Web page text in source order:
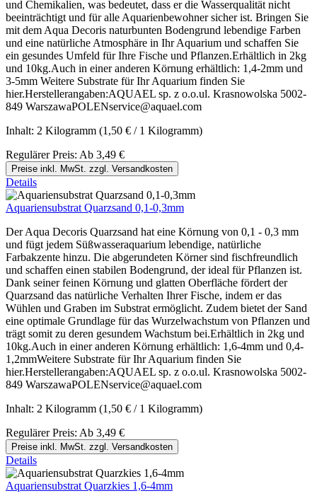
und Chemikalien, was bedeutet, dass er die Wasserqualität nicht
beeinträchtigt und für alle Aquarienbewohner sicher ist. Bringen Sie
mit dem Aqua Decoris naturbunten Bodengrund lebendige Farben
und eine natürliche Atmosphäre in Ihr Aquarium und schaffen Sie
ein gesundes Umfeld für Ihre Fische und Pflanzen.Erhältlich in 2kg
und 10kg.Auch in einer anderen Körnung erhältlich: 1,4-2mm und
3-5mm Weitere Substrate für Ihr Aquarium finden Sie
hier.Herstellerangaben:AQUAEL sp. z o.o.ul. Krasnowolska 5002-
849 WarszawaPOLENservice@aquael.com
Inhalt: 2 Kilogramm (1,50 € / 1 Kilogramm)
Regulärer Preis: Ab 3,49 €
Preise inkl. MwSt. zzgl. Versandkosten
Details
Aquariensubstrat Quarzsand 0,1-0,3mm
Der Aqua Decoris Quarzsand hat eine Körnung von 0,1 - 0,3 mm
und fügt jedem Süßwasseraquarium lebendige, natürliche
Farbakzente hinzu. Die abgerundeten Körner sind fischfreundlich
und schaffen einen stabilen Bodengrund, der ideal für Pflanzen ist.
Dank seiner feinen Körnung und glatten Oberfläche fördert der
Quarzsand das natürliche Verhalten Ihrer Fische, indem er das
Wühlen und Graben im Substrat ermöglicht. Zudem bietet der Sand
eine optimale Grundlage für das Wurzelwachstum von Pflanzen und
trägt somit zu deren gesundem Wachstum bei.Erhältlich in 2kg und
10kg.Auch in einer anderen Körnung erhältlich: 1,6-4mm und 0,4-
1,2mmWeitere Substrate für Ihr Aquarium finden Sie
hier.Herstellerangaben:AQUAEL sp. z o.o.ul. Krasnowolska 5002-
849 WarszawaPOLENservice@aquael.com
Inhalt: 2 Kilogramm (1,50 € / 1 Kilogramm)
Regulärer Preis: Ab 3,49 €
Preise inkl. MwSt. zzgl. Versandkosten
Details
Aquariensubstrat Quarzkies 1,6-4mm